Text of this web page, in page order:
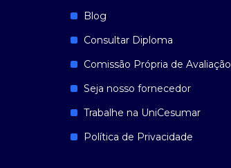
Blog
Consultar Diploma
Comissão Própria de Avaliação
Seja nosso fornecedor
Trabalhe na UniCesumar
Política de Privacidade